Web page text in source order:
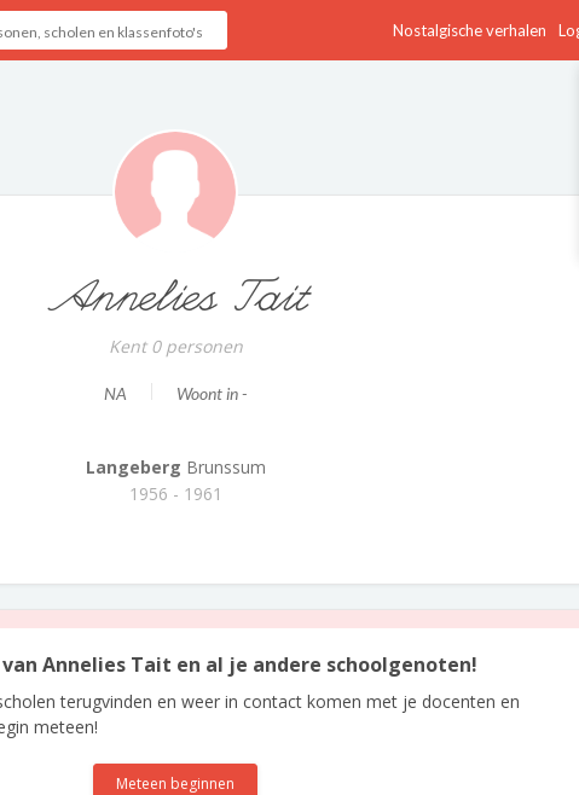
Nostalgische verhalen
Annelies Tait
Kent 0 personen
NA Woont in -
Langeberg Brunssum
1956 - 1961
Annelies Tait en al je andere schoolgenoten!
terugvinden en weer in contact komen met je docenten en
meteen!
Meteen beginnen